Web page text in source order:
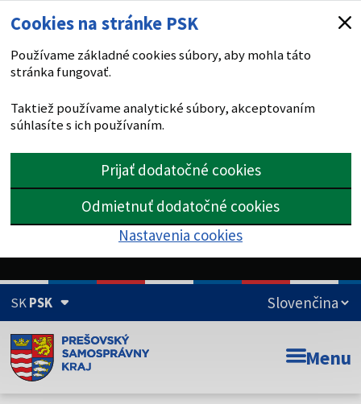
Cookies na stránke PSK
Používame základné cookies súbory, aby mohla táto
stránka fungovať.
Taktiež používame analytické súbory, akceptovaním
súhlasíte s ich používaním.
Prijať dodatočné cookies
Odmietnuť dodatočné cookies
Nastavenia cookies
SKPSK
Doména psk.sk je oficiálna
Toto je oficiálna webová stránka Prešovského
Menu